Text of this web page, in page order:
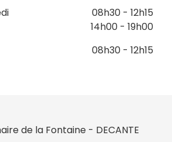
08h30 - 12h15
14h00 - 19h00
08h30 - 12h15
de la Fontaine - DECANTE